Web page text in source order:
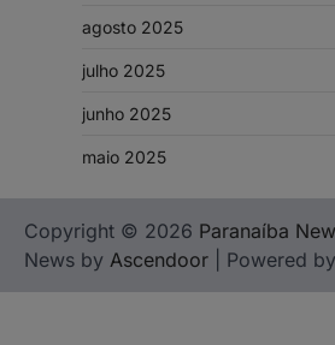
agosto 2025
julho 2025
junho 2025
maio 2025
Copyright © 2026 Paranaíba
News by Ascendoor | Powered by